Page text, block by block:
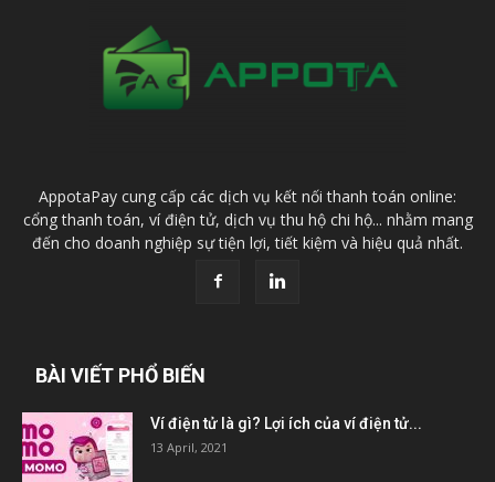
AppotaPay cung cấp các dịch vụ kết nối thanh toán online:
cổng thanh toán, ví điện tử, dịch vụ thu hộ chi hộ... nhằm mang
đến cho doanh nghiệp sự tiện lợi, tiết kiệm và hiệu quả nhất.
BÀI VIẾT PHỔ BIẾN
Ví điện tử là gì? Lợi ích của ví điện tử...
13 April, 2021